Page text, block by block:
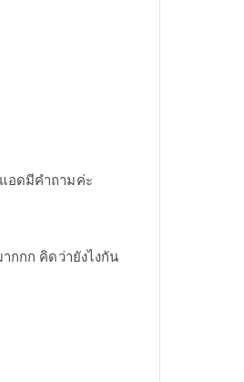
อดมีคำถามค่ะ
กกก คิดว่ายังไงกัน